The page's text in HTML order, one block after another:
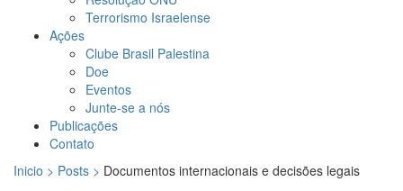
Terrorismo Israelense
Ações
Clube Brasil Palestina
Doe
Eventos
Junte-se a nós
Publicações
Contato
Inicio > Posts > Documentos internacionais e decisões legais